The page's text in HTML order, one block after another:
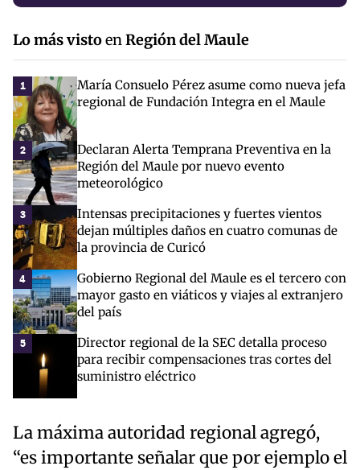
Lo más vistoen Región del Maule
1
María Consuelo Pérez asume como nueva jefa
regional de Fundación Integra en el Maule
2
Declaran Alerta Temprana Preventiva en la
Región del Maule por nuevo evento
meteorológico
3
Intensas precipitaciones y fuertes vientos
dejan múltiples daños en cuatro comunas de
la provincia de Curicó
4
Gobierno Regional del Maule es el tercero con
mayor gasto en viáticos y viajes al extranjero
del país
5
Director regional de la SEC detalla proceso
para recibir compensaciones tras cortes del
suministro eléctrico
La máxima autoridad regional agregó,
“es importante señalar que por ejemplo el